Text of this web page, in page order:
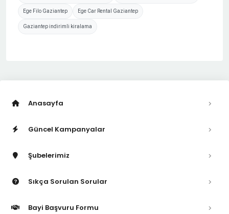
Ege Filo Gaziantep Ege Car Rental Gaziantep
Gaziantep indirimli kiralama
Anasayfa
Güncel Kampanyalar
Şubelerimiz
Sıkça Sorulan Sorular
Bayi Başvuru Formu